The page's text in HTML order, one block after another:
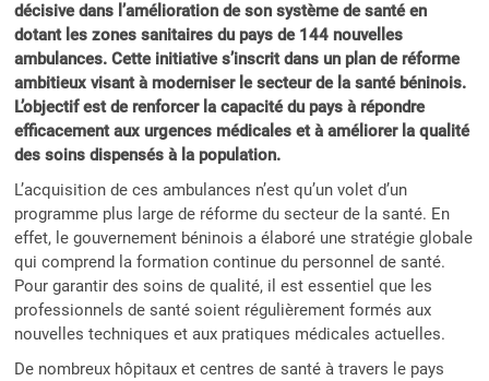
décisive dans l’amélioration de son système de santé en
dotant les zones sanitaires du pays de 144 nouvelles
ambulances. Cette initiative s’inscrit dans un plan de réforme
ambitieux visant à moderniser le secteur de la santé béninois.
L’objectif est de renforcer la capacité du pays à répondre
efficacement aux urgences médicales et à améliorer la qualité
des soins dispensés à la population.
L’acquisition de ces ambulances n’est qu’un volet d’un
programme plus large de réforme du secteur de la santé. En
effet, le gouvernement béninois a élaboré une stratégie globale
qui comprend la formation continue du personnel de santé.
Pour garantir des soins de qualité, il est essentiel que les
professionnels de santé soient régulièrement formés aux
nouvelles techniques et aux pratiques médicales actuelles.
De nombreux hôpitaux et centres de santé à travers le pays